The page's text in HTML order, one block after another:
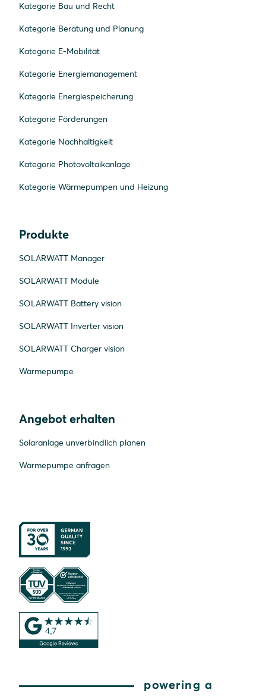
Kategorie Bau und Recht
Kategorie Beratung und Planung
Kategorie E-Mobilität
Kategorie Energiemanagement
Kategorie Energiespeicherung
Kategorie Förderungen
Kategorie Nachhaltigkeit
Kategorie Photovoltaikanlage
Kategorie Wärmepumpen und Heizung
Produkte
SOLARWATT Manager
SOLARWATT Module
SOLARWATT Battery vision
SOLARWATT Inverter vision
SOLARWATT Charger vision
Wärmepumpe
Angebot erhalten
Solaranlage unverbindlich planen
Wärmepumpe anfragen
powering a